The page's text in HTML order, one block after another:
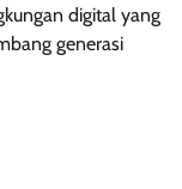
digital yang
generasi